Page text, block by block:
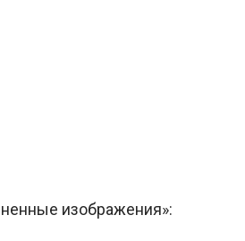
изображения»: